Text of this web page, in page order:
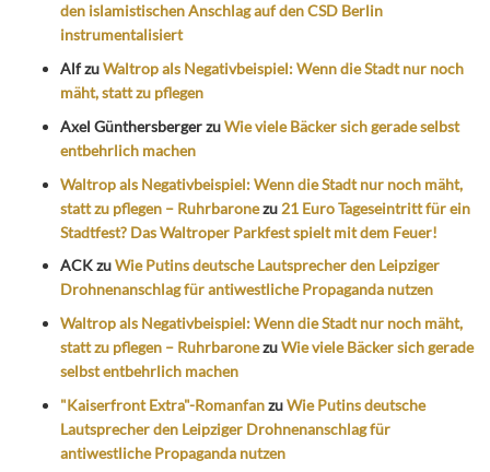
den islamistischen Anschlag auf den CSD Berlin
instrumentalisiert
AlfzuWaltrop als Negativbeispiel: Wenn die Stadt nur noch
mäht, statt zu pflegen
Axel GünthersbergerzuWie viele Bäcker sich gerade selbst
entbehrlich machen
Waltrop als Negativbeispiel: Wenn die Stadt nur noch mäht,
statt zu pflegen – Ruhrbaronezu 21 Euro Tageseintritt für ein
Stadtfest? Das Waltroper Parkfest spielt mit dem Feuer!
ACKzuWie Putins deutsche Lautsprecher den Leipziger
Drohnenanschlag für antiwestliche Propaganda nutzen
Waltrop als Negativbeispiel: Wenn die Stadt nur noch mäht,
statt zu pflegen – RuhrbaronezuWie viele Bäcker sich gerade
selbst entbehrlich machen
"Kaiserfront Extra"-RomanfanzuWie Putins deutsche
Lautsprecher den Leipziger Drohnenanschlag für
antiwestliche Propaganda nutzen